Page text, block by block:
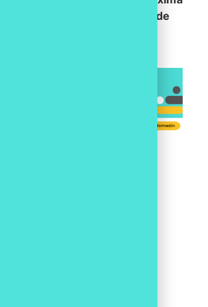
de investigación no puede
meses.
de datos
en
como la existencia de
de denuncias, la ley
en una correcta
informantes en sistemas
o privados, o en canales